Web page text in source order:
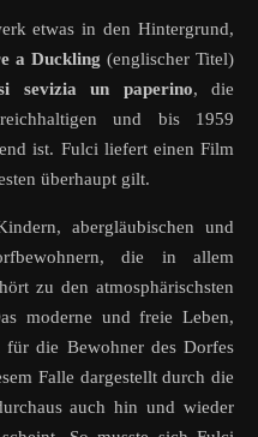
etwas in den Hintergrund,
a Duckling (englischer Titel)
sevizia un paperino, die
und bis 1959
ist. Fulci liefert einen Film
überhaupt gilt.
abergläubischen und
die in allem
zu den atmosphärischsten
moderne und freie Leben,
die Bewohner des Dorfes
Falle dargestellt durch die
auch hin und wieder